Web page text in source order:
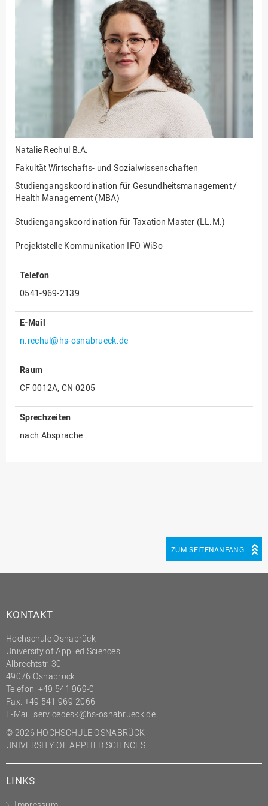
Fakultät
Ingenieurwissenschaften
Fakultät Management,
Kultur und Technik
Fakultät Wirtschafts- und
Sozialwissenschaften
Forschung, Kooperation,
Drittmittel
Gebäude und Technik
Gesellschaftliches
Engagement
Gleichstellungsbüro
strategie
Innenrevision
IT Service Center
Kommunikation und
Marketing
Personal
Personalentwicklung
Studium und Lehre
Transfer- und
Innovationsmanagement
Natalie Rechul B.A.
Fakultät Wirtschafts- und Sozialwissenschaften
Studiengangskoordination für Gesundheitsmanagement /
Health Management (MBA)
Studiengangskoordination für Taxation Master (LL.M.)
Projektstelle Kommunikation IFO WiSo
Telefon
0541-969-2139
E-Mail
n.rechul@hs-osnabrueck.de
Raum
CF 0012A, CN 0205
Sprechzeiten
nach Absprache
ZUM SEITENANFANG
KONTAKT
Hochschule Osnabrück
University of Applied Sciences
Albrechtstr. 30
49076 Osnabrück
Telefon: +49 541 969-0
Fax: +49 541 969-2066
E-Mail: servicedesk@hs-osnabrueck.de
© 2026 HOCHSCHULE OSNABRÜCK
UNIVERSITY OF APPLIED SCIENCES
LINKS